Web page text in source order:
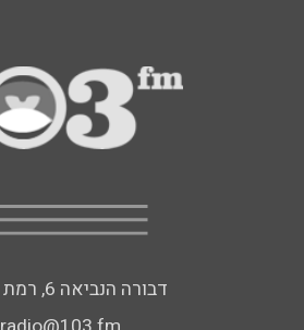
דבורה הנביאה 6, רמת השרון